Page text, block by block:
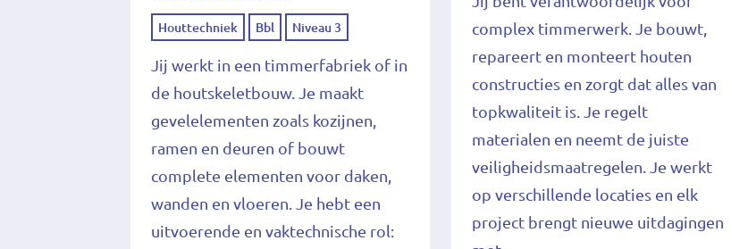
Houttechniek Bbl Niveau 3
Jij werkt in een timmerfabriek of in
de houtskeletbouw. Je maakt
gevelelementen zoals kozijnen,
ramen en deuren of bouwt
complete elementen voor daken,
wanden en vloeren. Je hebt een
uitvoerende en vaktechnische rol:
complex timmerwerk. Je bouwt,
repareert en monteert houten
constructies en zorgt dat alles van
topkwaliteit is. Je regelt
materialen en neemt de juiste
veiligheidsmaatregelen. Je werkt
op verschillende locaties en elk
project brengt nieuwe uitdagingen